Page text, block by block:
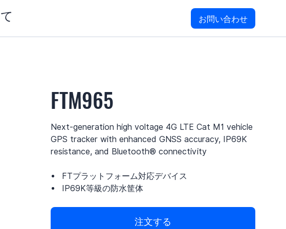
お問い合わせ
FTM965
Next-generation high voltage 4G LTE Cat M1 vehicle
GPS tracker with enhanced GNSS accuracy, IP69K
resistance, and Bluetooth® connectivity
FTプラットフォーム対応デバイス
IP69K等級の防水筐体
注文する